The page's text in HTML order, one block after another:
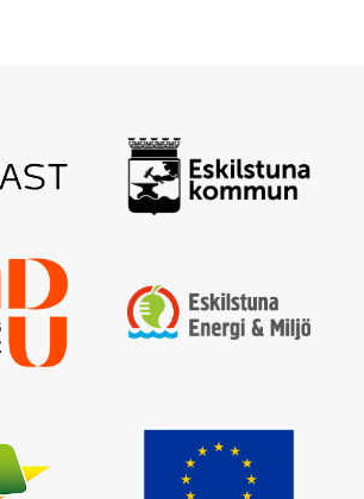
har glömt mitt lösenord